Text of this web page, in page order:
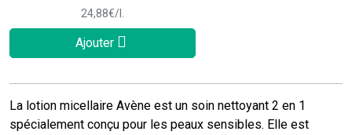
24,88€/
Ajouter
La lotion micellaire Avène est un soin nettoyant 2 en 1
spécialement conçu pour les peaux sensibles. Elle est